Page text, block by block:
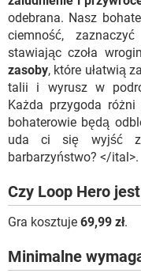
odebrana. Nasz
ciemność,
stawiając czoła
zasoby, które ułatwią
talii i wyrusz w
Każda przygoda
bohaterowie będą
uda ci się wyjść
barbarzyństwo? </ital>.
Czy Loop Hero
Gra kosztuje 69,99 zł.
Minimalne